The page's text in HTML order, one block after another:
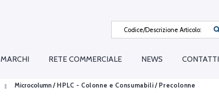
MARCHI RETE COMMERCIALE NEWS CONTATTI
Microcolumn / HPLC - Colonne e Consumabili / Precolonne